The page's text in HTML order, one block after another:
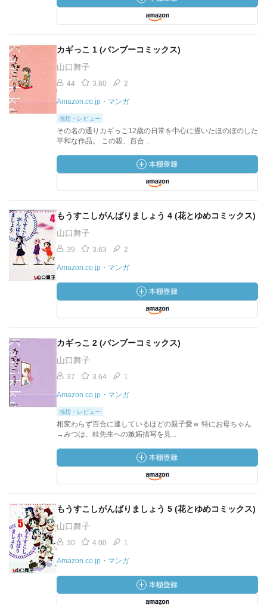
カギっこ 1 (バンブーコミックス)
山口舞子
44 3.60 2
Amazon.co.jp・マンガ
感想・レビュー
その名の通りカギっこ12歳の日常を中心に描いたほのぼのした
平和な作品。 この親、百合...
もうすこしがんばりましょう 4 (花とゆめコミックス)
山口舞子
39 3.63 2
Amazon.co.jp・マンガ
カギっこ 2 (バンブーコミックス)
山口舞子
37 3.64 1
Amazon.co.jp・マンガ
感想・レビュー
相変わらず百合に達しているほどの親子愛ｗ 特にお母ちゃん
→みつは、桂先生への嫉妬描写を見...
もうすこしがんばりましょう 5 (花とゆめコミックス)
山口舞子
30 4.00 1
Amazon.co.jp・マンガ